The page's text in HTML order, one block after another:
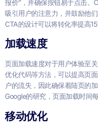
报价”，并确保按钮易于点击。
吸引用户的注意力，并鼓励他
CTA的设计可以将转化率提高
加载速度
页面加载速度对于用户体验至
优化代码等方法，可以提高页
户的流失，因此确保着陆页的
Google的研究，页面加载时间
移动优化